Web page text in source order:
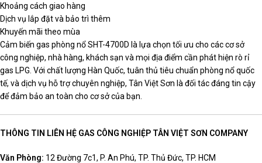
Khoảng cách giao hàng
Dịch vụ lắp đặt và bảo trì thêm
Khuyến mãi theo mùa
Cảm biến gas phòng nổ SHT-4700D là lựa chọn tối ưu cho các cơ sở
công nghiệp, nhà hàng, khách sạn và mọi địa điểm cần phát hiện rò rỉ
gas LPG. Với chất lượng Hàn Quốc, tuân thủ tiêu chuẩn phòng nổ quốc
tế, và dịch vụ hỗ trợ chuyên nghiệp, Tân Việt Sơn là đối tác đáng tin cậy
để đảm bảo an toàn cho cơ sở của bạn.
THÔNG TIN LIÊN HỆ GAS CÔNG NGHIỆP TÂN VIỆT SƠN COMPANY
Văn Phòng: 12 Đường 7c1, P. An Phú, TP. Thủ Đức, TP. HCM